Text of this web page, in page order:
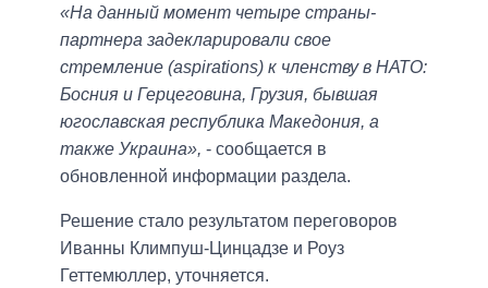
«На данный момент четыре страны-
партнера задекларировали свое
стремление (aspirations) к членству в НАТО:
Босния и Герцеговина, Грузия, бывшая
югославская республика Македония, а
также Украина», - сообщается в
обновленной информации раздела.
Решение стало результатом переговоров
Иванны Климпуш-Цинцадзе и Роуз
Геттемюллер, уточняется.